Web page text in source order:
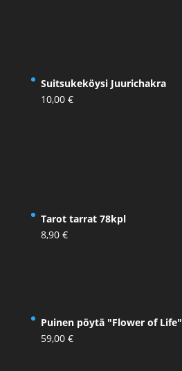
Suitsukeköysi Juurichakra
10,00 €
Tarot tarrat 78kpl
8,90 €
Puinen pöytä "Flower of Life"
59,00 €